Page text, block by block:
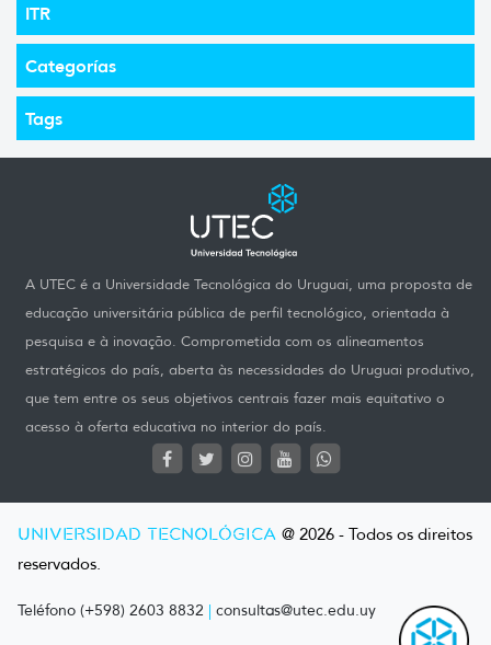
ITR
Categorías
Tags
A UTEC é a Universidade Tecnológica do Uruguai, uma proposta de
educação universitária pública de perfil tecnológico, orientada à
pesquisa e à inovação. Comprometida com os alineamentos
estratégicos do país, aberta às necessidades do Uruguai produtivo,
que tem entre os seus objetivos centrais fazer mais equitativo o
acesso à oferta educativa no interior do país.
UNIVERSIDAD TECNOLÓGICA @ 2026 - Todos os direitos
reservados.
Teléfono (+598) 2603 8832 | consultas@utec.edu.uy